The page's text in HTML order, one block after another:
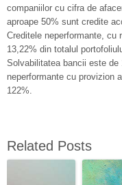
companiilor cu cifra de
aproape 50% sunt credite
Creditele neperformante, cu
13,22% din totalul
Solvabilitatea bancii este de
neperformante cu provizion
122%.
Related Posts